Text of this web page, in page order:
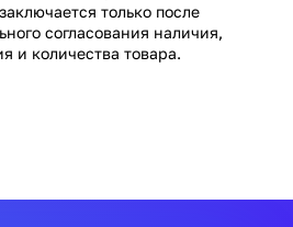
только после
согласования наличия,
и количества товара.